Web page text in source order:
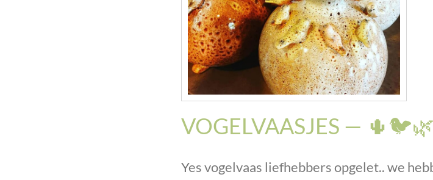
VOGELVAASJES — 🌵🐦🌿
Yes vogelvaas liefhebbers opgelet.. we